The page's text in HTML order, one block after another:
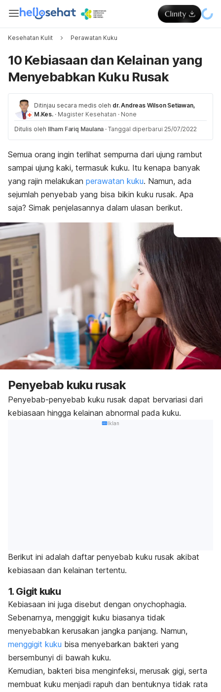
Kesehatan Kulit Perawatan Kuku
10 Kebiasaan dan Kelainan yang
Menyebabkan Kuku Rusak
Ditinjau secara medis oleh dr. Andreas Wilson Setiawan,
M.Kes. · Magister Kesehatan · None
Ditulis oleh Ilham Fariq Maulana · Tanggal diperbarui 25/07/2022
Semua orang ingin terlihat sempurna dari ujung rambut
sampai ujung kaki, termasuk kuku. Itu kenapa banyak
yang rajin melakukan perawatan kuku. Namun, ada
sejumlah penyebab yang bisa bikin kuku rusak. Apa
saja? Simak penjelasannya dalam ulasan berikut.
Penyebab kuku rusak
Penyebab-penyebab kuku rusak dapat bervariasi dari
kebiasaan hingga kelainan abnormal pada kuku.
Iklan
Berikut ini adalah daftar penyebab kuku rusak akibat
kebiasaan dan kelainan tertentu.
1. Gigit kuku
Kebiasaan ini juga disebut dengan onychophagia.
Sebenarnya, menggigit kuku biasanya tidak
menyebabkan kerusakan jangka panjang. Namun,
menggigit kuku bisa menyebarkan bakteri yang
bersembunyi di bawah kuku.
Kemudian, bakteri bisa menginfeksi, merusak gigi, serta
membuat kuku menjadi rapuh dan bentuknya tidak rata